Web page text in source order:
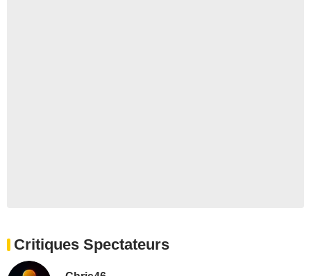
Critiques Spectateurs